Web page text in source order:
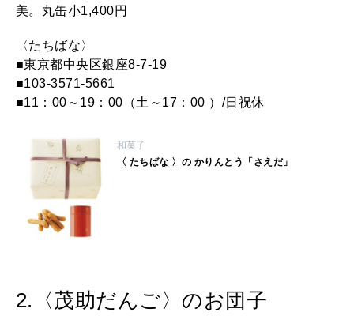
2026年3月号「スイーツ予想図 2026」
2026年2月号「良運を掴む 新・開運術。」
2026年1月号「猫がいれば、幸せ」
美。丸缶小1,400円
〈たちばな〉
■東京都中央区銀座8-7-19
■103-3571-5661
■11：00～19：00（土～17：00 ）/日祝休
和菓子
〈 たちばな 〉の かりんとう「さえだ」
2.〈茂助だんご〉のお団子